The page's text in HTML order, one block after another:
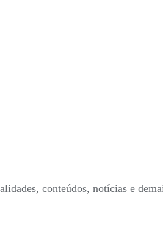
conteúdos, notícias e